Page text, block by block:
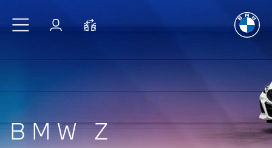
BejelentkezésÖsszehasonlítás
BMW Z